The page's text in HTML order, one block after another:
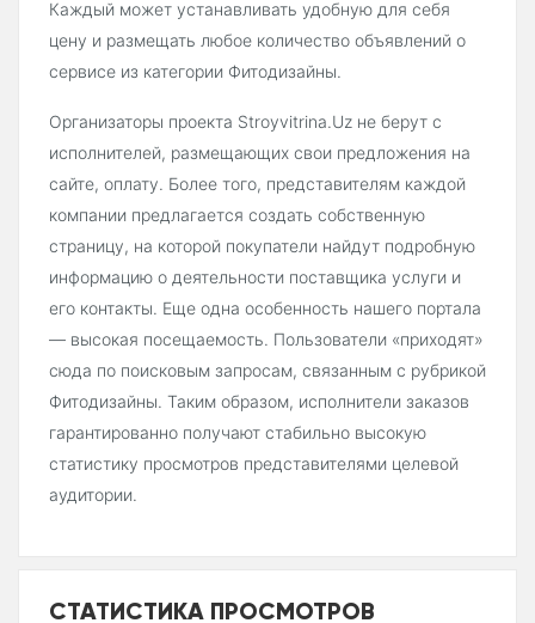
Каждый может устанавливать удобную для себя
цену и размещать любое количество объявлений о
сервисе из категории Фитодизайны.
Организаторы проекта Stroyvitrina.Uz не берут с
исполнителей, размещающих свои предложения на
сайте, оплату. Более того, представителям каждой
компании предлагается создать собственную
страницу, на которой покупатели найдут подробную
информацию о деятельности поставщика услуги и
его контакты. Еще одна особенность нашего портала
— высокая посещаемость. Пользователи «приходят»
сюда по поисковым запросам, связанным с рубрикой
Фитодизайны. Таким образом, исполнители заказов
гарантированно получают стабильно высокую
статистику просмотров представителями целевой
аудитории.
СТАТИСТИКА ПРОСМОТРОВ